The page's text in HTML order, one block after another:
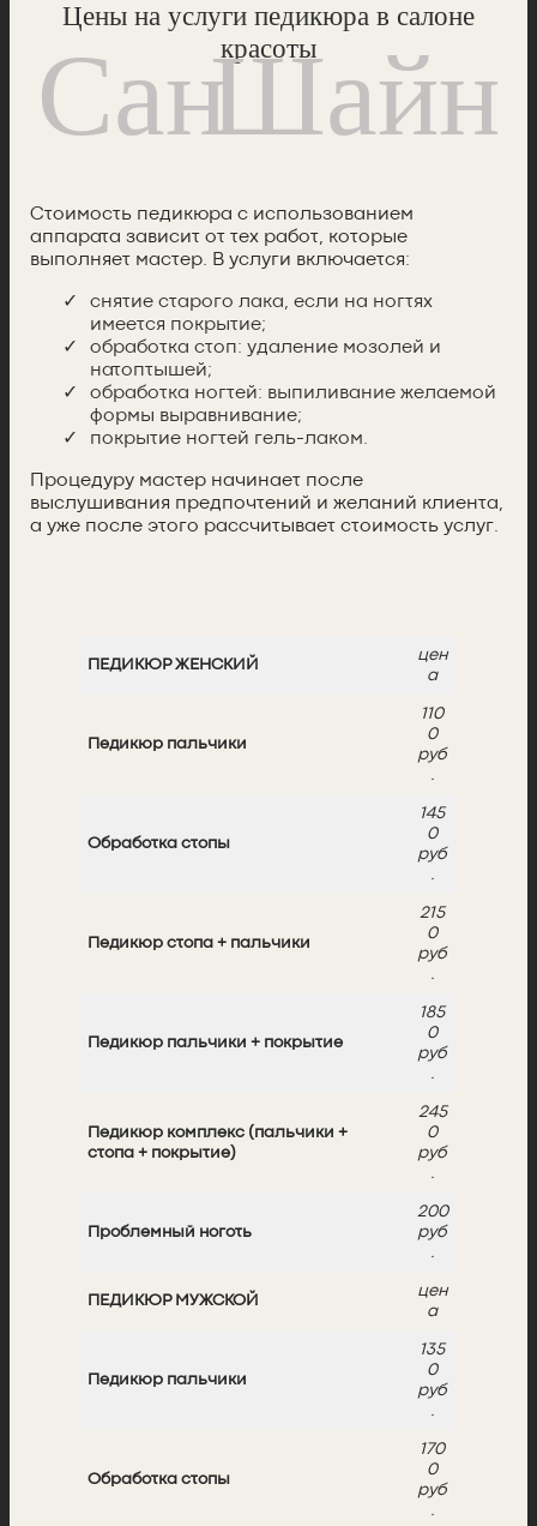
Цены на услуги педикюра в салоне
красоты
Стоимость педикюра с использованием
аппарата зависит от тех работ, которые
выполняет мастер. В услуги включается:
снятие старого лака, если на ногтях
имеется покрытие;
обработка стоп: удаление мозолей и
натоптышей;
обработка ногтей: выпиливание желаемой
формы выравнивание;
покрытие ногтей гель-лаком.
Процедуру мастер начинает после
выслушивания предпочтений и желаний клиента,
а уже после этого рассчитывает стоимость услуг.
ПЕДИКЮР ЖЕНСКИЙ
цен
а
Педикюр пальчики
110
0
руб
Обработка стопы
145
0
руб
Педикюр стопа + пальчики
215
0
руб
Педикюр пальчики + покрытие
185
0
руб
Педикюр комплекс (пальчики +
стопа + покрытие)
245
0
руб
Проблемный ноготь
200
руб
ПЕДИКЮР МУЖСКОЙ
цен
а
Педикюр пальчики
135
0
руб
Обработка стопы
170
0
руб